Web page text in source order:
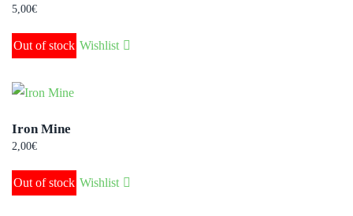
5,00€
Out of stock Wishlist
Iron Mine
2,00€
Out of stock Wishlist